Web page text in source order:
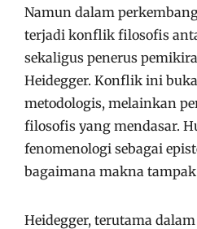
Namun dalam
terjadi konflik filosofis
sekaligus penerus
Heidegger. Konflik ini
metodologis, melainkan
filosofis yang mendasar.
fenomenologi sebagai
bagaimana makna
Heidegger, terutama dalam